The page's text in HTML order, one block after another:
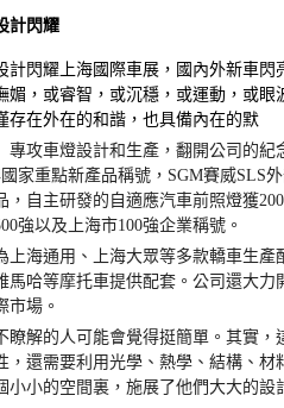
計閃耀
閃耀上海國際車展，國內外新車閃
媚，或睿智，或沉穩，或運動，或眼
存在外在的和諧，也具備內在的默
專攻車燈設計和生產，翻開公司的
家重點新產品稱號， SGM賽威SLS
，自主研發的自適應汽車前照燈獲
強以及上海市100強企業稱號。
上海通用、上海大眾等多款轎車生產
馬哈等摩托車提供配套。公司還大力
市場。
瞭解的人可能會覺得挺簡單。其實，
，還需要利用光學、熱學、結構、材
小的空間裏，施展了他們大大的設